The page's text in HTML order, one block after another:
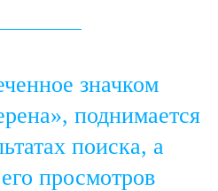
значком
поднимается
поиска, а
просмотров